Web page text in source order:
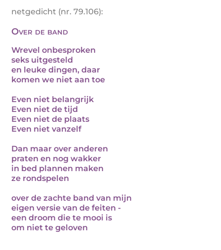
netgedicht (nr. 79.106):
Over de band
Wrevel onbesproken
seks uitgesteld
en leuke dingen, daar
komen we niet aan toe
Even niet belangrijk
Even niet de tijd
Even niet de plaats
Even niet vanzelf
Dan maar over anderen
praten en nog wakker
in bed plannen maken
ze rondspelen
over de zachte band van mijn
eigen versie van de feiten -
een droom die te mooi is
om niet te geloven